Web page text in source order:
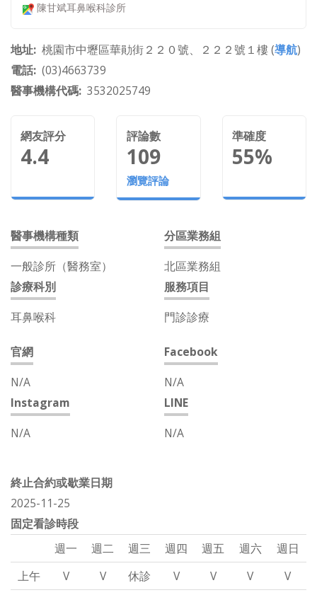
陳甘斌耳鼻喉科診所
地址 桃園市中壢區華勛街２２０號、２２２號１樓 (導航)
電話 (03)4663739
醫事機構代碼 3532025749
網友評分
4.4
評論數
109
瀏覽評論
準確度
55%
醫事機構種類
一般診所（醫務室）
分區業務組
北區業務組
診療科別
耳鼻喉科
服務項目
門診診療
官網
N/A
Facebook
N/A
Instagram
N/A
LINE
N/A
終止合約或歇業日期
2025-11-25
固定看診時段
週一
週二 週三 週四 週五 週六
週日
上午
V V 休診 V V V
V